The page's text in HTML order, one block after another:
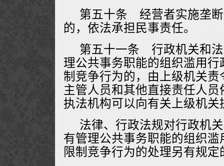
第五十条 经营者实施垄
的，依法承担民事责任。
第五十一条 行政机关和
理公共事务职能的组织滥用
制竞争行为的，由上级机关
主管人员和其他直接责任人
执法机构可以向有关上级机
法律、行政法规对行政机
有管理公共事务职能的组织
限制竞争行为的处理另有规